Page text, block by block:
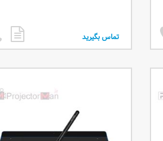
تماس بگیرید